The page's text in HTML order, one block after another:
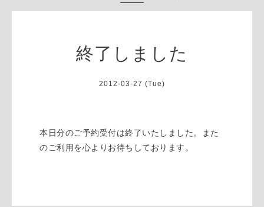
終了しました
2012-03-27 (Tue)
本日分のご予約受付は終了いたしました。また
のご利用を心よりお待ちしております。